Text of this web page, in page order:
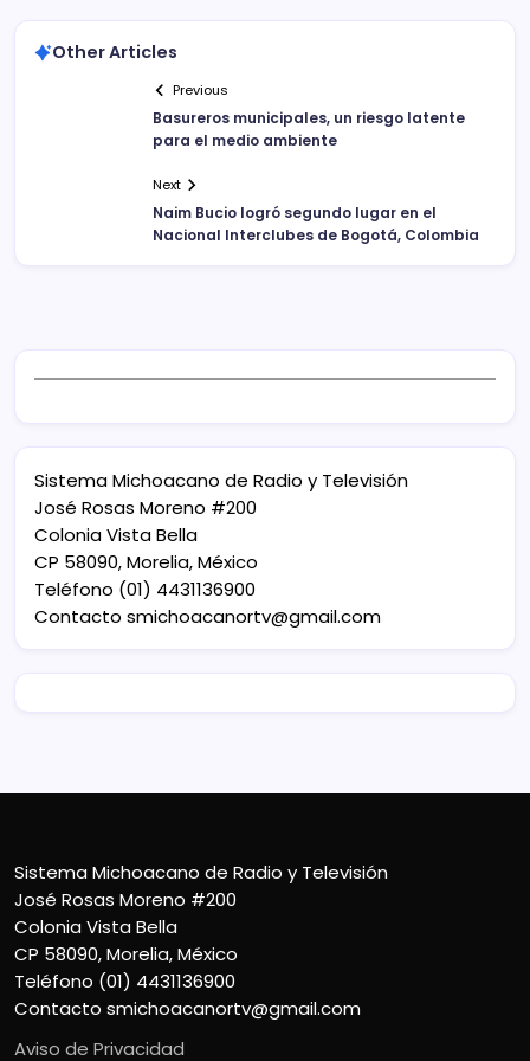
Other Articles
Previous
Basureros municipales, un riesgo latente
para el medio ambiente
Next
Naim Bucio logró segundo lugar en el
Nacional Interclubes de Bogotá, Colombia
Sistema Michoacano de Radio y Televisión
José Rosas Moreno #200
Colonia Vista Bella
CP 58090, Morelia, México
Teléfono (01) 4431136900
Contacto smichoacanortv@gmail.com
Sistema Michoacano de Radio y Televisión
José Rosas Moreno #200
Colonia Vista Bella
CP 58090, Morelia, México
Teléfono (01) 4431136900
Contacto smichoacanortv@gmail.com
Aviso de Privacidad